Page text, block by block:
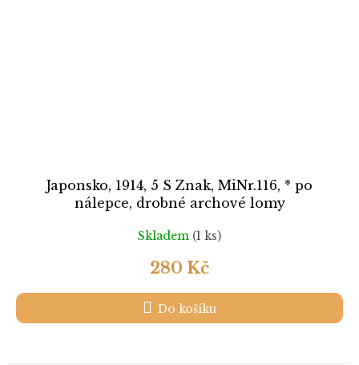
Japonsko, 1914, 5 S Znak, MiNr.116, * po
nálepce, drobné archové lomy
Skladem (1 ks)
280 Kč
Do košíku